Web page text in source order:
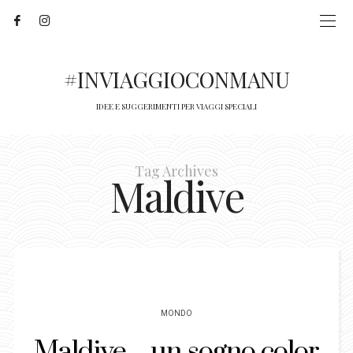
#INVIAGGIOCONMANU
IDEE E SUGGERIMENTI PER VIAGGI SPECIALI
Tag Archives
Maldive
MONDO